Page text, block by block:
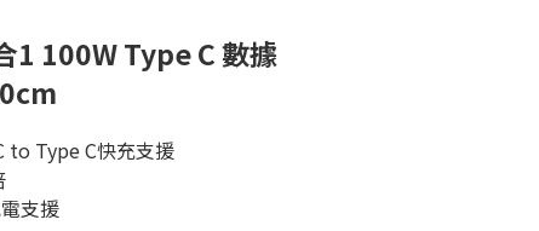
1 100W Type C 數據
to Type C快充支援
支援